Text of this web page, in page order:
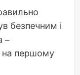
безпечним і
–
на першому